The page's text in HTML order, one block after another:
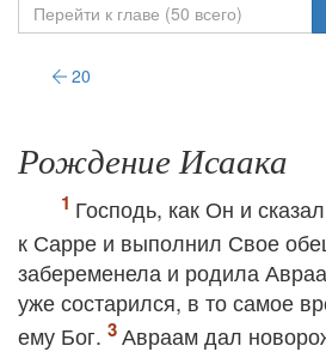
20
Рождение Исаака
Господь, как Он и
к Сарре и выполнил Свое
забеременела и родила
уже состарился, в то самое
ему Бог.
Авраам дал